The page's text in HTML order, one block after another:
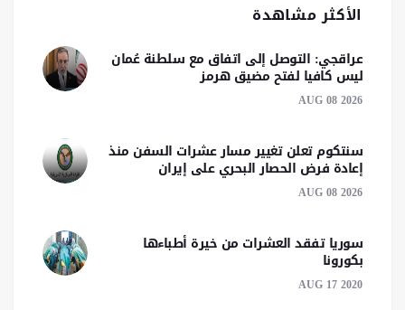
الأكثر مشاهدة
عراقجي: التوصل إلى اتفاق مع سلطنة عُمان
ليس كافيا لفتح مضيق هرمز
AUG 08 2026
سنتكوم تعلن تغيير مسار عشرات السفن منذ
إعادة فرض الحصار البحري على إيران
AUG 08 2026
سوريا تفقد العشرات من خيرة أطباءها
بكورونا
AUG 17 2020